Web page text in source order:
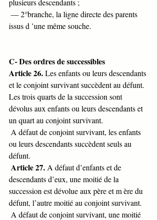
plusieurs descendants ;
issus d ’une même souche.
C- Des ordres de successibles
Article 26. Les enfants ou leurs descendants
et le conjoint survivant succèdent au défunt.
Les trois quarts de la succession sont
dévolus aux enfants ou leurs descendants et
un quart au conjoint survivant.
ou leurs descendants succèdent seuls au
défunt.
Article 27. A défaut d’enfants et de
descendants d’eux, une moitié de la
succession est dévolue aux père et m ère du
défunt, l’autre moitié au conjoint survivant.